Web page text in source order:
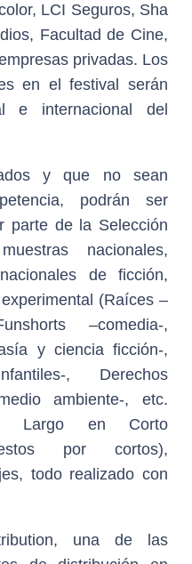
LCI Seguros, Sha
Facultad de Cine,
privadas. Los
en el festival serán
e internacional del
y que no sean
podrán ser
parte de la Selección
nacionales,
de ficción,
(Raíces –
–comedia-,
y ciencia ficción-,
, Derechos
ambiente-, etc.
Largo en Corto
por cortos),
todo realizado con
una de las